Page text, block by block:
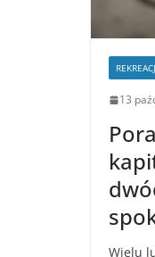
13
Wielu